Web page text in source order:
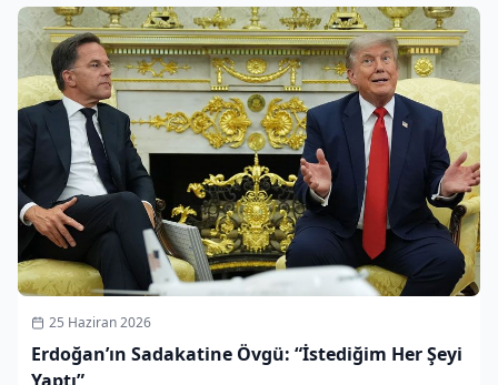
25 Haziran 2026
Erdoğan’ın Sadakatine Övgü: “İstediğim Her Şeyi
Yaptı”